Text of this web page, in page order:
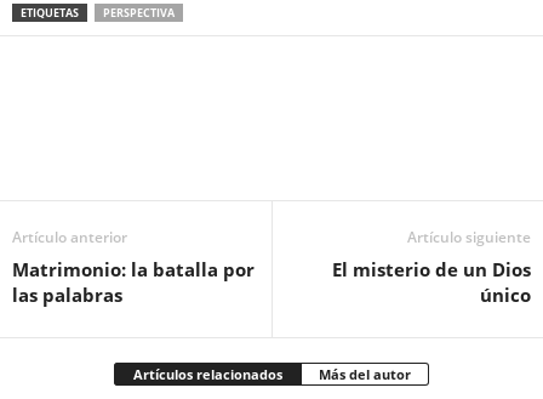
ETIQUETAS PERSPECTIVA
Artículo anterior
Matrimonio: la batalla por
las palabras
Artículo siguiente
El misterio de un Dios
único
Artículos relacionados Más del autor